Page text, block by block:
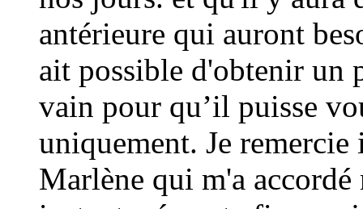
antérieure qui auront
ait possible d'obtenir un
vain pour qu’il puisse
uniquement. Je
Marlène qui m'a